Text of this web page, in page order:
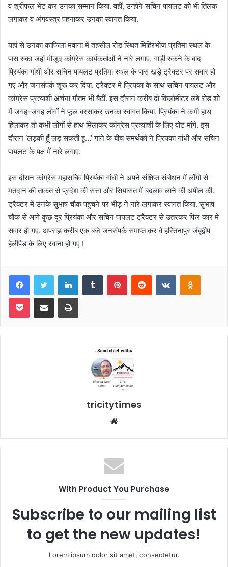
व श्रीफल भेंट कर उनका सम्मान किया. वहीं, उन्होंने सचिन पायलट को भी तिलक
लगाकर व अंगवस्त्र पहनाकर उनका स्वागत किया.
यहां से उनका काफिला मवाना में तहसील रोड स्थित मिहिरभोज प्रतिमा स्थल के
पास रुका जहां मौजूद कांग्रेस कार्यकर्ताओं ने नारे लगाए. गाड़ी रुकने के बाद
प्रियंका गांधी और सचिन पायलट प्रतिमा स्थल के पास खड़े ट्रैक्टर पर सवार हो
गए और जनसंपर्क शुरू कर दिया. ट्रैक्टर में प्रियंका के साथ सचिन पायलट और
कांग्रेस प्रत्याशी अर्चना गौतम भी बैठीं. इस दौरान करीब दो किलोमीटर लंबे रोड शो
में जगह-जगह लोगों ने फूल बरसाकर उनका स्वागत किया. प्रियंका ने कभी हाथ
हिलाकर तो कभी लोगों से हाथ मिलाकर कांग्रेस प्रत्याशी के लिए वोट मांगे. इस
दौरान ‘लड़की हूँ लड़ सकती हूं…’ गाने के बीच समर्थकों ने प्रियंका गांधी और सचिन
पायलट के पक्ष में नारे लगाए.
इस दौरान कांग्रेस महासचिव प्रियंका गांधी ने अपने संक्षिप्त संबोधन में लोंगो से
मतदान की ताकत से प्रदेश की सत्ता और सियासत में बदलाव लाने की अपील की.
ट्रैक्टर में उनके सुभाष चौक पहुंचने पर भीड़ ने नारे लगाकर स्वागत किया. सुभाष
चौक से आगे कुछ दूर प्रियंका और सचिन पायलट ट्रैक्टर से उतरकर फिर कार में
सवार हो गए. अपराह्न करीब एक बजे जनसंपर्क समाप्त कर वे हस्तिनापुर जंबूद्वीप
हेलीपैड के लिए रवाना हो गए !
FacebookTwitter LinkedInTumblr PinterestReddit VKontakte
Pocket Share via Email Print
tricitytimes
Website
With Product You Purchase
Subscribe to our mailing list
to get the new updates!
Lorem ipsum dolor sit amet, consectetur.